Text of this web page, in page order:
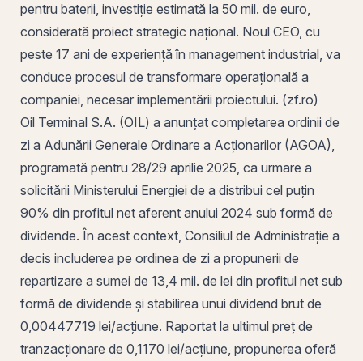
pentru baterii, investiție estimată la 50 mil. de euro,
considerată proiect strategic național. Noul CEO, cu
peste 17 ani de experiență în management industrial, va
conduce procesul de transformare operațională a
companiei, necesar implementării proiectului. (zf.ro)
Oil Terminal S.A. (OIL) a anunțat completarea ordinii de
zi a Adunării Generale Ordinare a Acționarilor (AGOA),
programată pentru 28/29 aprilie 2025, ca urmare a
solicitării Ministerului Energiei de a distribui cel puțin
90% din profitul net aferent anului 2024 sub formă de
dividende. În acest context, Consiliul de Administrație a
decis includerea pe ordinea de zi a propunerii de
repartizare a sumei de 13,4 mil. de lei din profitul net sub
formă de dividende și stabilirea unui dividend brut de
0,00447719 lei/acțiune. Raportat la ultimul preț de
tranzacționare de 0,1170 lei/acțiune, propunerea oferă